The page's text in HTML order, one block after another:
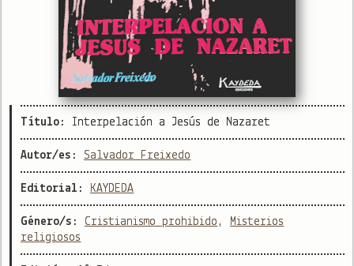
Título: Interpelación a Jesús de Nazaret
Autor/es: Salvador Freixedo
Editorial: KAYDEDA
Género/s: Cristianismo prohibido , Misterios
religiosos